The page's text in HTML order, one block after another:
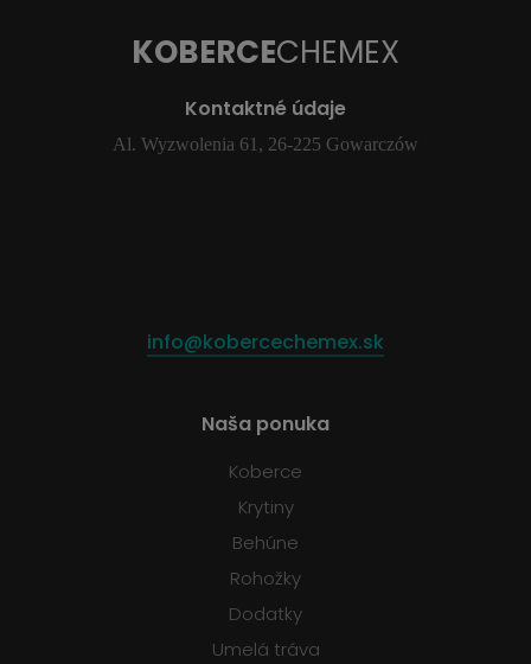
KOBERCECHEMEX
Kontaktné údaje
Al. Wyzwolenia 61, 26-225 Gowarczów
info@kobercechemex.sk
Naša ponuka
Koberce
Krytiny
Behúne
Rohožky
Dodatky
Umelá tráva